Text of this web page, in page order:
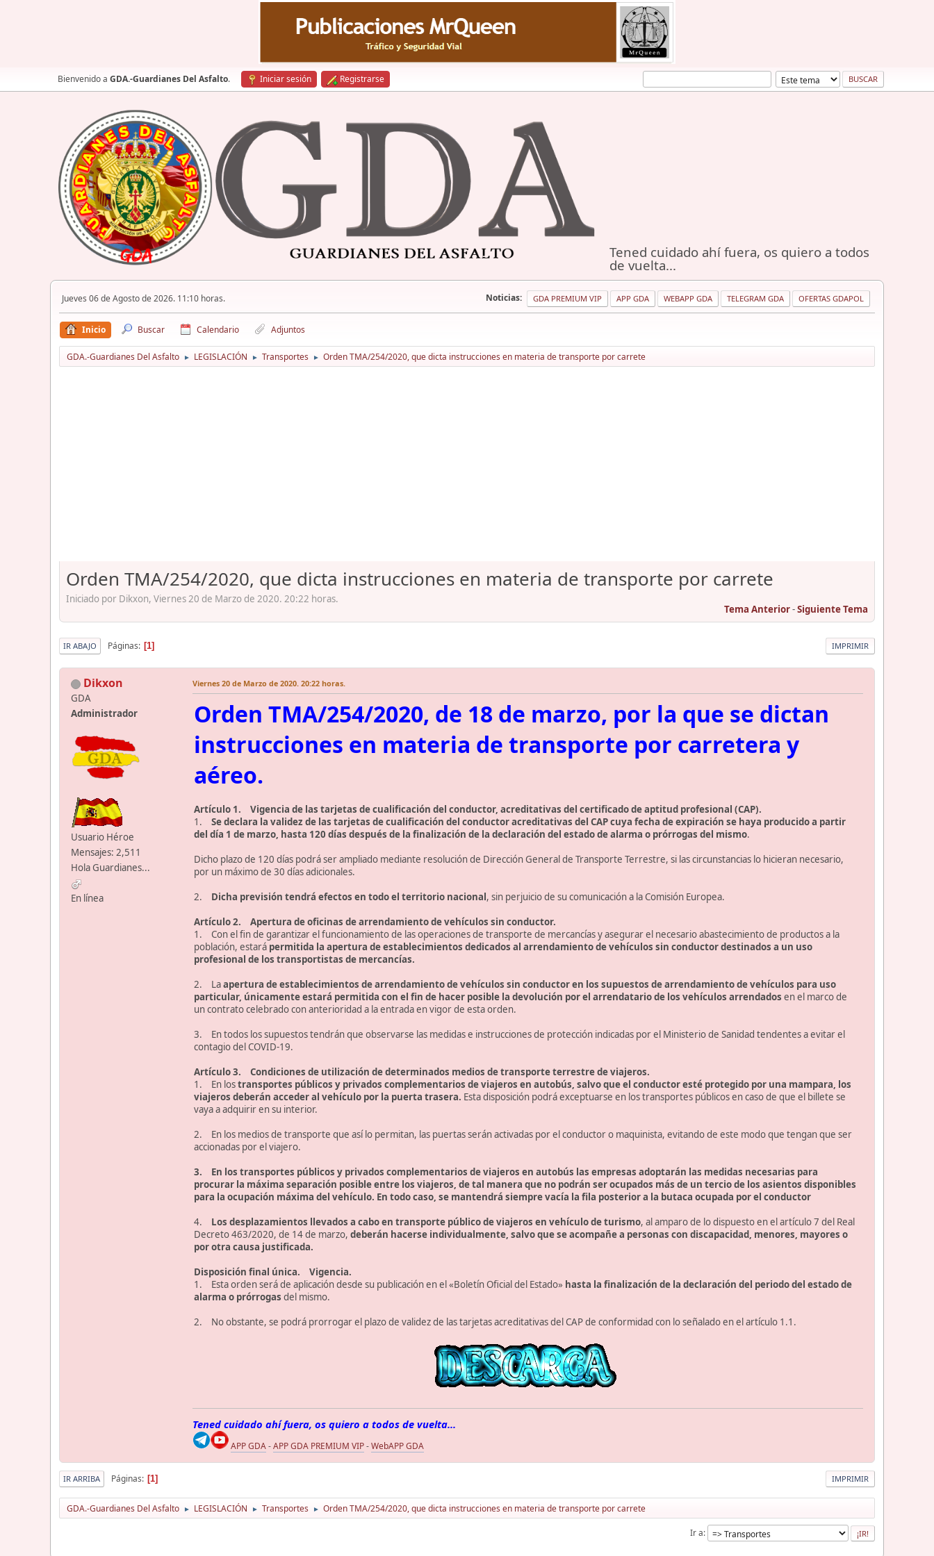
Bienvenido a GDA.-Guardianes Del Asfalto. Iniciar sesión Registrarse
Tened cuidado ahí fuera, os quiero a todos
de vuelta...
Jueves 06 de Agosto de 2026. 11:10 horas. Noticias: GDA PREMIUM VIP APP GDA WEBAPP GDA TELEGRAM GDA OFERTAS GDAPOL
Inicio Buscar Calendario Adjuntos
GDA.-Guardianes Del Asfalto ► LEGISLACIÓN ► Transportes ► Orden TMA/254/2020, que dicta instrucciones en materia de transporte por carrete
Orden TMA/254/2020, que dicta instrucciones en materia de transporte por carrete
Iniciado por Dikxon, Viernes 20 de Marzo de 2020. 20:22 horas.
Tema Anterior-Siguiente Tema
IMPRIMIR
IR ABAJO Páginas 1
Dikxon
GDA
Administrador
Usuario Héroe
Mensajes: 2,511
Hola Guardianes...
En línea
Viernes 20 de Marzo de 2020. 20:22 horas.
Orden TMA/254/2020, de 18 de marzo, por la que se dictan
instrucciones en materia de transporte por carretera y
aéreo.
Artículo 1. Vigencia de las tarjetas de cualificación del conductor, acreditativas del certificado de aptitud profesional (CAP).
1. Se declara la validez de las tarjetas de cualificación del conductor acreditativas del CAP cuya fecha de expiración se haya producido a partir
del día 1 de marzo, hasta 120 días después de la finalización de la declaración del estado de alarma o prórrogas del mismo.
Dicho plazo de 120 días podrá ser ampliado mediante resolución de Dirección General de Transporte Terrestre, si las circunstancias lo hicieran necesario,
por un máximo de 30 días adicionales.
2. Dicha previsión tendrá efectos en todo el territorio nacional , sin perjuicio de su comunicación a la Comisión Europea.
Artículo 2. Apertura de oficinas de arrendamiento de vehículos sin conductor.
1. Con el fin de garantizar el funcionamiento de las operaciones de transporte de mercancías y asegurar el necesario abastecimiento de productos a la
población, estará permitida la apertura de establecimientos dedicados al arrendamiento de vehículos sin conductor destinados a un uso
profesional de los transportistas de mercancías.
2. Laapertura de establecimientos de arrendamiento de vehículos sin conductor en los supuestos de arrendamiento de vehículos para uso
particular, únicamente estará permitida con el fin de hacer posible la devolución por el arrendatario de los vehículos arrendados en el marco de
un contrato celebrado con anterioridad a la entrada en vigor de esta orden.
3. En todos los supuestos tendrán que observarse las medidas e instrucciones de protección indicadas por el Ministerio de Sanidad tendentes a evitar el
contagio del COVID-19.
Artículo 3. Condiciones de utilización de determinados medios de transporte terrestre de viajeros.
1. En lostransportes públicos y privados complementarios de viajeros en autobús, salvo que el conductor esté protegido por una mampara, los
viajeros deberán acceder al vehículo por la puerta trasera. Esta disposición podrá exceptuarse en los transportes públicos en caso de que el billete se
vaya a adquirir en su interior.
2. En los medios de transporte que así lo permitan, las puertas serán activadas por el conductor o maquinista, evitando de este modo que tengan que ser
accionadas por el viajero.
3. En los transportes públicos y privados complementarios de viajeros en autobús las empresas adoptarán las medidas necesarias para
procurar la máxima separación posible entre los viajeros, de tal manera que no podrán ser ocupados más de un tercio de los asientos disponibles
para la ocupación máxima del vehículo. En todo caso, se mantendrá siempre vacía la fila posterior a la butaca ocupada por el conductor
4. Los desplazamientos llevados a cabo en transporte público de viajeros en vehículo de turismo, al amparo de lo dispuesto en el artículo 7 del Real
Decreto 463/2020, de 14 de marzo, deberán hacerse individualmente, salvo que se acompañe a personas con discapacidad, menores, mayores o
por otra causa justificada.
Disposición final única. Vigencia.
1. Esta orden será de aplicación desde su publicación en el «Boletín Oficial del Estado» hasta la finalización de la declaración del periodo del estado de
alarma o prórrogas del mismo.
2. No obstante, se podrá prorrogar el plazo de validez de las tarjetas acreditativas del CAP de conformidad con lo señalado en el artículo 1.1.
Tened cuidado ahí fuera, os quiero a todos de vuelta...
APP GDA-APP GDA PREMIUM VIP-WebAPP GDA
IMPRIMIR
IR ARRIBA Páginas 1
GDA.-Guardianes Del Asfalto ► LEGISLACIÓN ► Transportes ► Orden TMA/254/2020, que dicta instrucciones en materia de transporte por carrete
Ir a